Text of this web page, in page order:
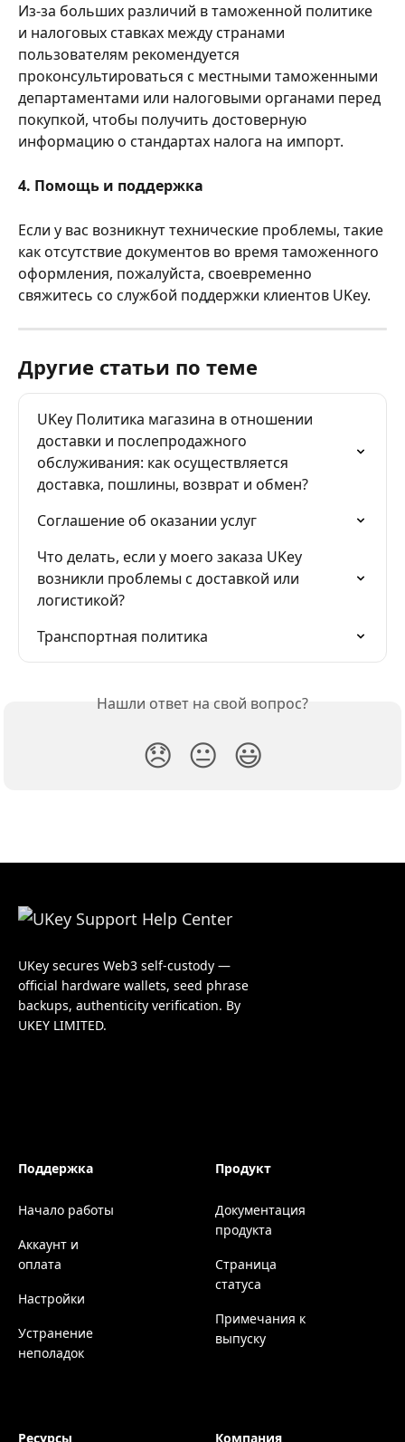
Из-за больших различий в таможенной политике
и налоговых ставках между странами
пользователям рекомендуется
проконсультироваться с местными таможенными
департаментами или налоговыми органами перед
покупкой, чтобы получить достоверную
информацию о стандартах налога на импорт.
4. Помощь и поддержка
Если у вас возникнут технические проблемы, такие
как отсутствие документов во время таможенного
оформления, пожалуйста, своевременно
свяжитесь со службой поддержки клиентов UKey.
Другие статьи по теме
UKey Политика магазина в отношении
доставки и послепродажного
обслуживания: как осуществляется
доставка, пошлины, возврат и обмен?
Соглашение об оказании услуг
Что делать, если у моего заказа UKey
возникли проблемы с доставкой или
логистикой?
Транспортная политика
Нашли ответ на свой вопрос?
😞 😐 😃
UKey secures Web3 self-custody —
official hardware wallets, seed phrase
backups, authenticity verification. By
UKEY LIMITED.
Поддержка
Начало работы
Аккаунт и
оплата
Настройки
Устранение
неполадок
Продукт
Документация
продукта
Страница
статуса
Примечания к
выпуску
Ресурсы Компания